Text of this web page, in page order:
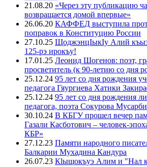
21.08.20 «Через эту публикацию
возвращается домой впервые»
26.06.20 КАФФЕД выступила
поправок в Конституцию России
27.10.25 ЩоджэнцIыкIу Алий
125-рэ ирокъу!
17.01.25 Леонид Шогенов: поэт,
просветитель (к 90-летию со дня
25.12.24 95 лет со дня рождения
педагога Гяургиева Хатики
25.12.24 95 лет со дня рождения
педагога, поэта Сокурова
30.10.24 В КБГУ прошел вечер
Газали Касботович – человек-
КБР»
27.12.23 Памяти народного
Балкарии Мухадина Кандура
26.07.23 Кlыщокъуэ Алим и "Нал